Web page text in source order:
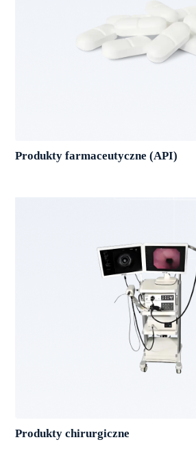
Produkty farmaceutyczne (API)
Produkty chirurgiczne